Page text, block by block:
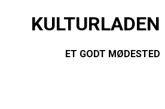
KULTURLADEN
ET GODT MØDESTED